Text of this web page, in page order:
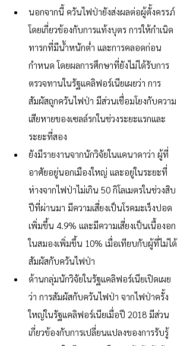
นอกจากนี้ ควันไฟป่ายังส่งผลต่อผู้ตั้งครรภ์
โดยเกี่ยวข้องกับการแท้งบุตร การให้กำเนิด
ทารกที่มีน้ำหนักต่ำ และการคลอดก่อน
กำหนด โดยผลการศึกษาที่ยังไม่ได้รับการ
ตรวจทานในรัฐแคลิฟอร์เนียเผยว่า การ
สัมผัสถูกควันไฟป่า มีส่วนเชื่อมโยงกับความ
เสียหายของเซลล์รกในช่วงระยะแรกและ
ระยะที่สอง
ยังมีรายงานจากนักวิจัยในแคนาดาว่า ผู้ที่
อาศัยอยู่นอกเมืองใหญ่ และอยู่ในระยะที่
ห่างจากไฟป่าไม่เกิน 50 กิโลเมตรในช่วงสิบ
ปีที่ผ่านมา มีความเสี่ยงเป็นโรคมะเร็งปอด
เพิ่มขึ้น 4.9% และมีความเสี่ยงเป็นเนื้องอก
ในสมองเพิ่มขึ้น 10% เมื่อเทียบกับผู้ที่ไม่ได้
สัมผัสกับควันไฟป่า
ด้านกลุ่มนักวิจัยในรัฐแคลิฟอร์เนียเปิดเผย
ว่า การสัมผัสกับควันไฟป่า จากไฟป่าครั้ง
ใหญ่ในรัฐแคลิฟอร์เนียเมื่อปี 2018 มีส่วน
เกี่ยวข้องกับการเปลี่ยนแปลงของการรับรู้